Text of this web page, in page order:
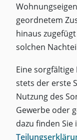
geordnetem
hinaus
solchen
Eine
stets der erste
Nutzung des
Gewerbe oder
dazu finden